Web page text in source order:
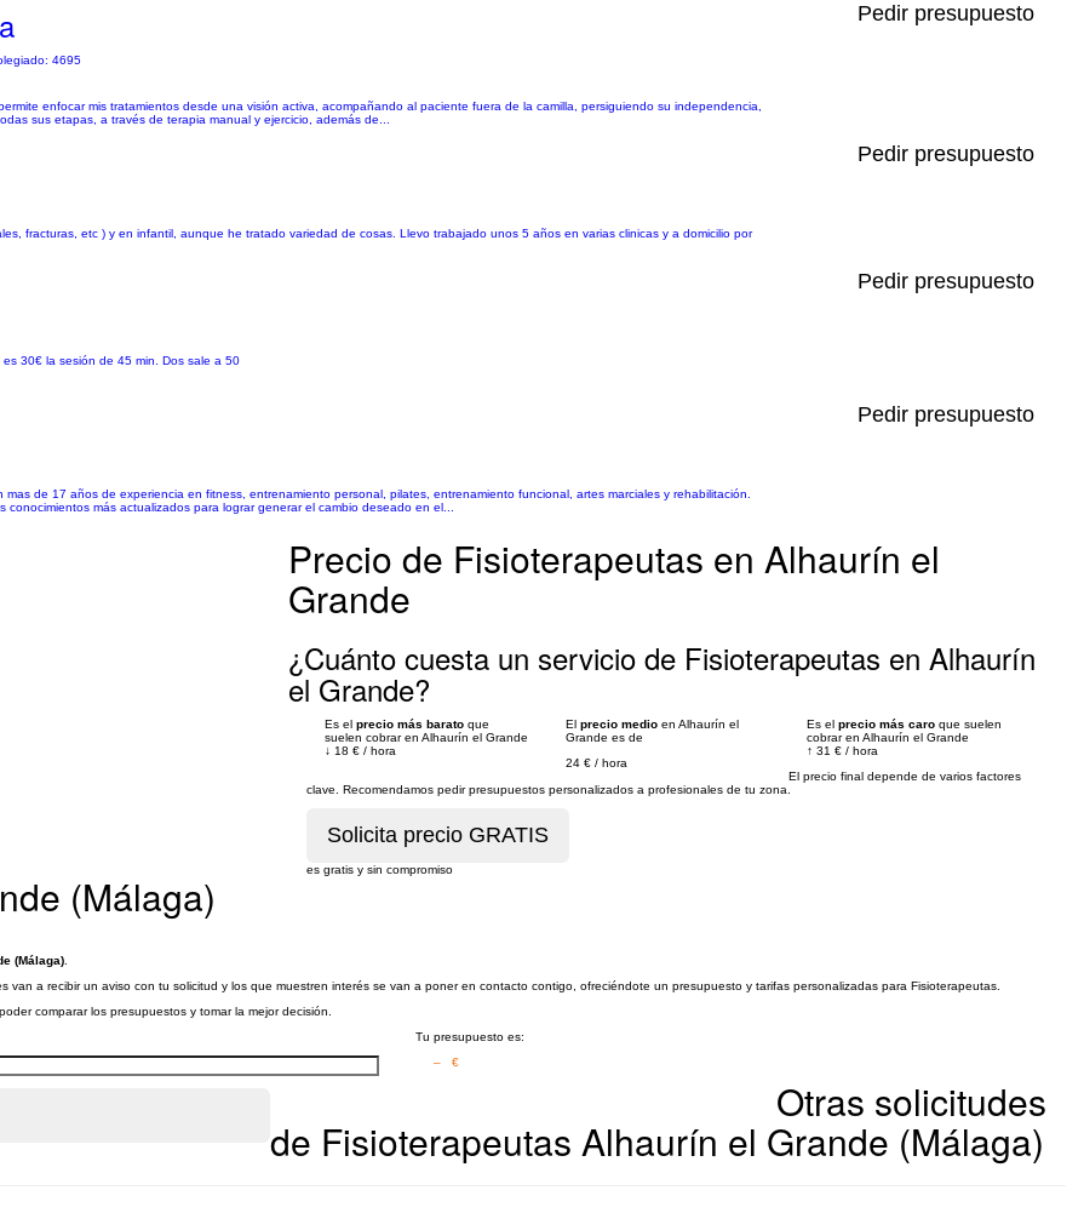
4695
enfocar mis tratamientos desde una visión activa, acompañando al paciente fuera de la camilla, persiguiendo su independencia,
sus etapas, a través de terapia manual y ejercicio, además de...
Pedir presupuesto
fracturas, etc ) y en infantil, aunque he tratado variedad de cosas. Llevo trabajado unos 5 años en varias clinicas y a domicilio por
Pedir presupuesto
30€ la sesión de 45 min. Dos sale a 50
Pedir presupuesto
de 17 años de experiencia en fitness, entrenamiento personal, pilates, entrenamiento funcional, artes marciales y rehabilitación.
más actualizados para lograr generar el cambio deseado en el...
Pedir presupuesto
Precio de Fisioterapeutas en Alhaurín el
Grande
¿Cuánto cuesta un servicio de Fisioterapeutas en Alhaurín
el Grande?
Es el precio más barato que
suelen cobrar en Alhaurín el Grande
↓ 18 € / hora
El precio medio en Alhaurín el
Grande es de
24 € / hora
Es el precio más caro que suelen
cobrar en Alhaurín el Grande
↑ 31 € / hora
El precio final depende de varios factores
clave. Recomendamos pedir presupuestos personalizados a profesionales de tu zona.
es gratis y sin compromiso
(Málaga)
(Málaga)
a recibir un aviso con tu solicitud y los que muestren interés se van a poner en contacto contigo, ofreciéndote un presupuesto y tarifas personalizadas para Fisioterapeutas.
comparar los presupuestos y tomar la mejor decisión.
Tu presupuesto es:
– €
Otras solicitudes
de Fisioterapeutas Alhaurín el Grande (Málaga)